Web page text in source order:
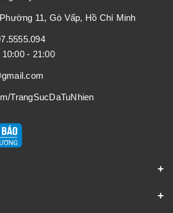
11, Gò Vấp, Hồ Chí Minh
- 21:00
TrangSucDaTuNhien